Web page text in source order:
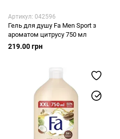
Артикул: 042596
Гель для душу Fa Men Sport з
ароматом цитрусу 750 мл
219.00 грн